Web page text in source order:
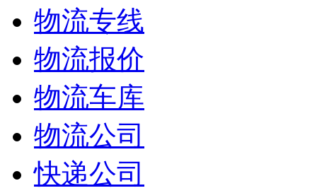
物流专线
物流报价
物流车库
物流公司
快递公司